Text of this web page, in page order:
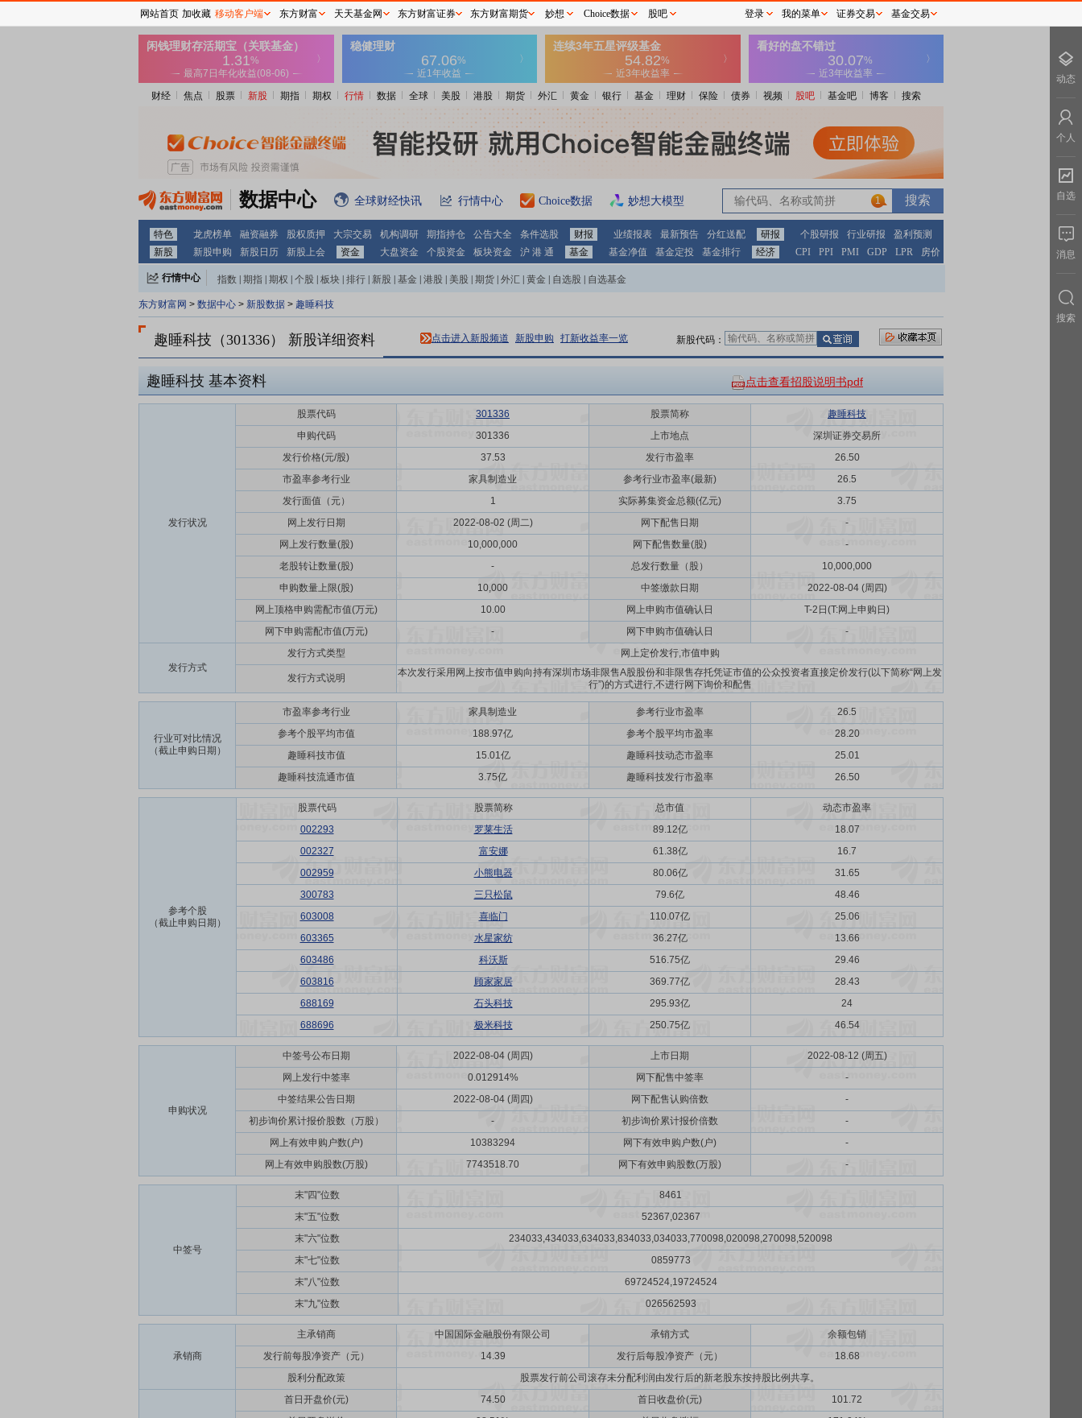
财经 焦点 股票 新股 期指 期权 行情 数据 全球 美股 港股 期货 外汇 黄金 银行 基金 理财 保险 债券 视频 股吧 基金吧 博客 搜索
数据中心 全球财经快讯 行情中心 Choice数据 妙想大模型 1
特色 龙虎榜单 融资融券 股权质押 大宗交易 机构调研 期指持仓 公告大全 条件选股 财报 业绩报表 最新预告 分红送配 研报 个股研报 行业研报
盈利预测
新股
新股申购 新股日历 新股上会 资金 大盘资金 个股资金 板块资金 沪 港 通 基金 基金净值 基金定投 基金排行 经济 CPI PPI PMI GDP LPR 房价
行情中心 指数 期指 期权 个股 板块 排行 新股 基金 港股 美股 期货 外汇 黄金 自选股 自选基金
东方财富网 > 数据中心 > 新股数据 > 趣睡科技
趣睡科技（301336） 新股详细资料 新股代码：
点击进入新股频道 新股申购 打新收益率一览
趣睡科技 基本资料 点击查看招股说明书pdf
发行状况
股票代码 301336 股票简称
趣睡科技
申购代码
301336 上市地点
深圳证券交易所
发行价格(元/股)
37.53 发行市盈率
26.50
市盈率参考行业
家具制造业 参考行业市盈率(最新)
26.5
发行面值（元）
1 实际募集资金总额(亿元)
3.75
网上发行日期
2022-08-02 (周二) 网下配售日期
-
网上发行数量(股)
10,000,000 网下配售数量(股)
-
老股转让数量(股)
- 总发行数量（股）
10,000,000
申购数量上限(股)
10,000 中签缴款日期
2022-08-04 (周四)
网上顶格申购需配市值(万元)
10.00 网上申购市值确认日
T-2日(T:网上申购日)
网下申购需配市值(万元)
- 网下申购市值确认日 -
发行方式
发行方式类型 网上定价发行,市值申购
发行方式说明
本次发行采用网上按市值申购向持有深圳市场非限售A股股份和非限售存托凭证市值的公众投资者直接定价发行(以下简称“网上发
行”)的方式进行,不进行网下询价和配售
行业可对比情况
（截止申购日期）
市盈率参考行业 家具制造业 参考行业市盈率
26.5
参考个股平均市值
188.97亿 参考个股平均市盈率
28.20
趣睡科技市值
15.01亿 趣睡科技动态市盈率
25.01
趣睡科技流通市值
3.75亿 趣睡科技发行市盈率 26.50
参考个股
（截止申购日期）
股票代码 股票简称 总市值
动态市盈率
002293
罗莱生活 89.12亿
18.07
002327
富安娜 61.38亿
16.7
002959
小熊电器 80.06亿
31.65
300783
三只松鼠 79.6亿
48.46
603008
喜临门 110.07亿
25.06
603365
水星家纺 36.27亿
13.66
603486
科沃斯 516.75亿
29.46
603816
顾家家居 369.77亿
28.43
688169
石头科技 295.93亿
24
688696
极米科技 250.75亿 46.54
申购状况
中签号公布日期 2022-08-04 (周四) 上市日期
2022-08-12 (周五)
网上发行中签率
0.012914% 网下配售中签率
-
中签结果公告日期
2022-08-04 (周四) 网下配售认购倍数
-
初步询价累计报价股数（万股）
- 初步询价累计报价倍数
-
网上有效申购户数(户)
10383294 网下有效申购户数(户)
-
网上有效申购股数(万股)
7743518.70 网下有效申购股数(万股) -
中签号
末"四"位数
8461
末"五"位数
52367,02367
末"六"位数
234033,434033,634033,834033,034033,770098,020098,270098,520098
末"七"位数
0859773
末"八"位数
69724524,19724524
末"九"位数
026562593
承销商
主承销商 中国国际金融股份有限公司 承销方式
余额包销
发行前每股净资产（元）
14.39 发行后每股净资产（元）
18.68
股利分配政策
股票发行前公司滚存未分配利润由发行后的新老股东按持股比例共享。
首日开盘价(元) 74.50 首日收盘价(元)
101.72
网站首页 加收藏 移动客户端 东方财富 天天基金网 东方财富证券 东方财富期货 妙想 Choice数据 股吧 登录 我的菜单 证券交易 基金交易
动态
个人
自选
消息
搜索